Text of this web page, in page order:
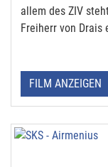
allem des ZIV
Freiherr von Drais
FILM ANZEIGEN